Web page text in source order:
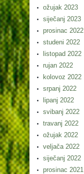
ožujak 2023
siječanj 2023
prosinac 2022
studeni 2022
listopad 2022
rujan 2022
kolovoz 2022
srpanj 2022
lipanj 2022
svibanj 2022
travanj 2022
ožujak 2022
veljača 2022
siječanj 2022
prosinac 2021